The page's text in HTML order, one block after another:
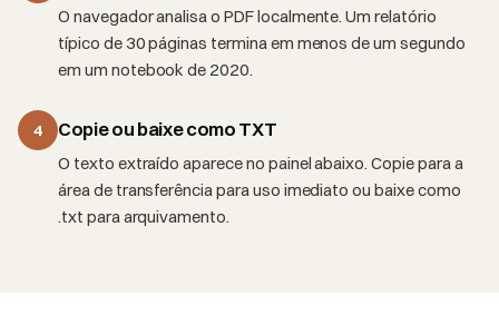
O navegador analisa o PDF localmente. Um relatório
típico de 30 páginas termina em menos de um segundo
em um notebook de 2020.
4 Copie ou baixe como TXT
O texto extraído aparece no painel abaixo. Copie para a
área de transferência para uso imediato ou baixe como
.txt para arquivamento.